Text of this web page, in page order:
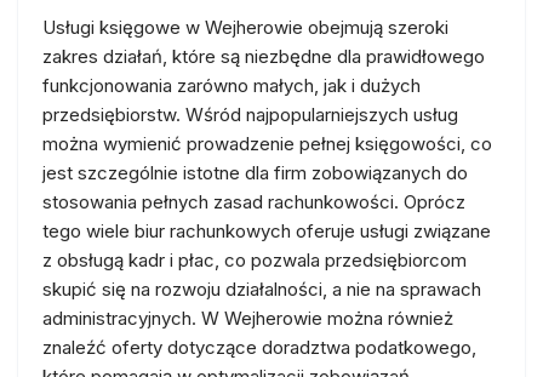
Usługi księgowe w Wejherowie obejmują szeroki
zakres działań, które są niezbędne dla prawidłowego
funkcjonowania zarówno małych, jak i dużych
przedsiębiorstw. Wśród najpopularniejszych usług
można wymienić prowadzenie pełnej księgowości, co
jest szczególnie istotne dla firm zobowiązanych do
stosowania pełnych zasad rachunkowości. Oprócz
tego wiele biur rachunkowych oferuje usługi związane
z obsługą kadr i płac, co pozwala przedsiębiorcom
skupić się na rozwoju działalności, a nie na sprawach
administracyjnych. W Wejherowie można również
znaleźć oferty dotyczące doradztwa podatkowego,